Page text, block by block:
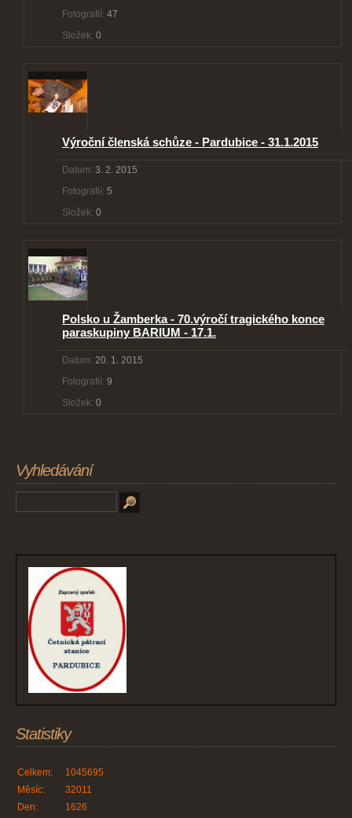
Fotografií: 47
Složek: 0
Výroční členská schůze - Pardubice - 31.1.2015
Datum: 3. 2. 2015
Fotografií: 5
Složek: 0
Polsko u Žamberka - 70.výročí tragického konce
paraskupiny BARIUM - 17.1.
Datum: 20. 1. 2015
Fotografií: 9
Složek: 0
Vyhledávání
Statistiky
Celkem:
1045695
Měsíc:
32011
Den:
1626